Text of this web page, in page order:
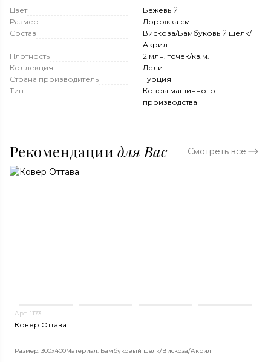
Цвет
Бежевый
Размер
Дорожка см
Состав
Вискоза/Бамбуковый шёлк/
Акрил
Плотность
2 млн. точек/кв.м.
Коллекция
Дели
Страна производитель
Турция
Тип
Ковры машинного
производства
Рекомендации для Вас Смотреть все
Арт. 1173
Ковер Оттава
Размер: 300x400Материал: Бамбуковый шёлк/Вискоза/Акрил